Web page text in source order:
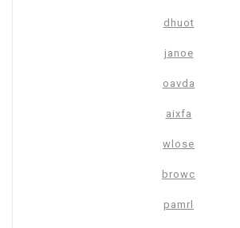
dhuot
janoe
oavda
aixfa
wlose
browc
pamrl